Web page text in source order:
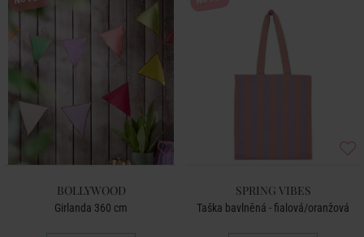
BOLLYWOOD
Girlanda 360 cm
SPRING VIBES
Taška bavlněná - fialová/oranžová